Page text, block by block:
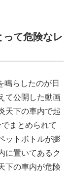
って危険なレ
鳴らしたのが日
て公開した動画
天下の車内で起
まとめられて
ットボトルが膨
に置いてあるク
下の車内が危険